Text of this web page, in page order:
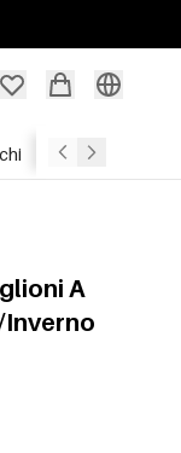
Servizio
A